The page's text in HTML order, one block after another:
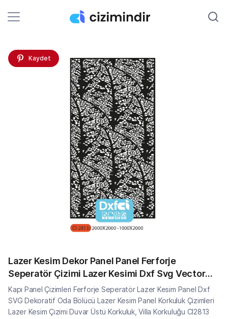
Kaydet
Lazer Kesim Dekor Panel Panel Ferforje
Seperatör Çizimi Lazer Kesimi Dxf Svg Vector
CI2813
Kapı Panel Çizimleri Ferforje Seperatör Lazer Kesim Panel Dxf
SVG Dekoratif Oda Bölücü Lazer Kesim Panel Korkuluk Çizimleri
Lazer Kesim Çizimi Duvar Üstü Korkuluk, Villa Korkuluğu CI2813